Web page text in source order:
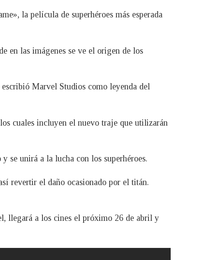
la película de superhéroes más esperada
en las imágenes se ve el origen de los
Marvel Studios como leyenda del
cuales incluyen el nuevo traje que utilizarán
se unirá a la lucha con los superhéroes.
revertir el daño ocasionado por el titán.
llegará a los cines el próximo 26 de abril y